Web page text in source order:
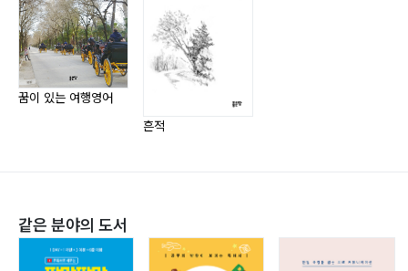
꿈이 있는 여행영어
흔적
같은 분야의 도서